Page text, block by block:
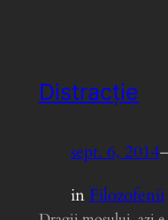
Distracție
sept. 6, 2014
in Filozofenii